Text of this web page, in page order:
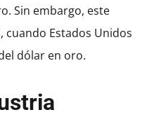
Sin embargo, este
cuando Estados Unidos
dólar en oro.